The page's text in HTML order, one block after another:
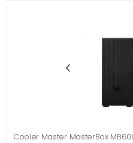
Cooler Master MasterBox